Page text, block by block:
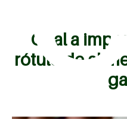
Qual a
rótulo de